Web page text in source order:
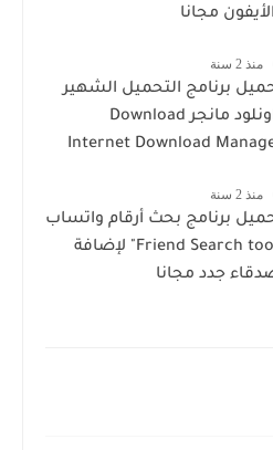
مجانا
منذ 2 سنة
برنامج التحميل الشهير
داونلود مانجر Download
Internet Download
منذ 2 سنة
برنامج بحث أرقام واتساب
"Friend Search tool" لإضافة
جدد مجانا